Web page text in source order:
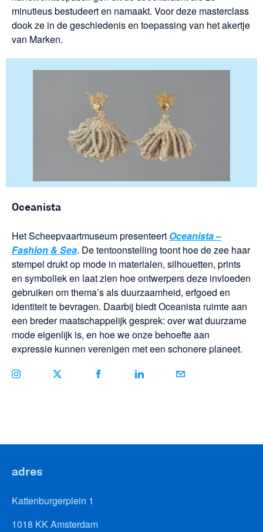
minutieus bestudeert en namaakt. Voor deze masterclass
dook ze in de geschiedenis en toepassing van het akertje
van Marken.
Oceanista
Het Scheepvaartmuseum presenteert Oceanista –
Fashion & Sea. De tentoonstelling toont hoe de zee haar
stempel drukt op mode in materialen, silhouetten, prints
en symboliek en laat zien hoe ontwerpers deze invloeden
gebruiken om thema’s als duurzaamheid, erfgoed en
identiteit te bevragen. Daarbij biedt Oceanista ruimte aan
een breder maatschappelijk gesprek: over wat duurzame
mode eigenlijk is, en hoe we onze behoefte aan
expressie kunnen verenigen met een schonere planeet.
adres
Kattenburgerplein 1
1018 KK Amsterdam